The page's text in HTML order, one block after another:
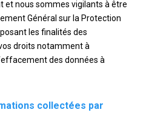
et nous sommes vigilants à être
Général sur la Protection
les finalités des
droits notamment à
des données à
collectées par